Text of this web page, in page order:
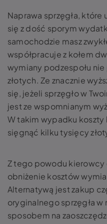
Naprawa sprzęgła, które
się z dość sporym
samochodzie masz
współpracuje z kołem
wymiany podzespołu
złotych. Ze znacznie
się, jeżeli sprzęgło w
jest ze wspomnianym
W takim wypadku
sięgnąć kilku tysięcy
Z tego powodu kierowcy
obniżenie kosztów
Alternatywą jest zakup
oryginalnego sprzęgła w
sposobem na